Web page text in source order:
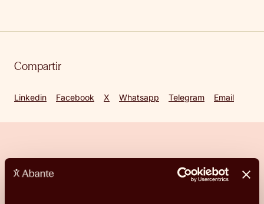
Compartir
Linkedin Facebook X Whatsapp Telegram Email
¿Hablamos?